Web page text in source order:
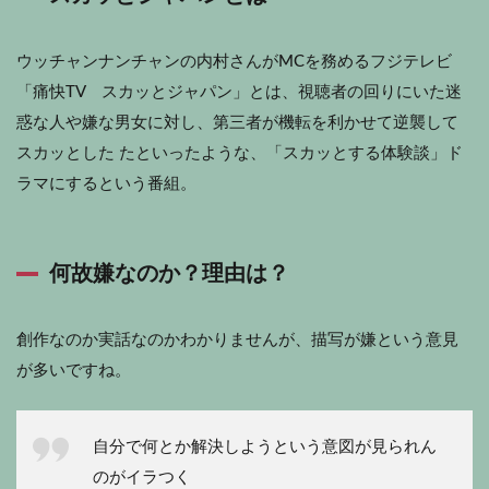
ウッチャンナンチャンの内村さんがMCを務めるフジテレビ
「痛快TV スカッとジャパン」とは、視聴者の回りにいた迷
惑な人や嫌な男女に対し、第三者が機転を利かせて逆襲して
スカッとした たといったような、「スカッとする体験談」ド
ラマにするという番組。
何故嫌なのか？理由は？
創作なのか実話なのかわかりませんが、描写が嫌という意見
が多いですね。
自分で何とか解決しようという意図が見られん
のがイラつく